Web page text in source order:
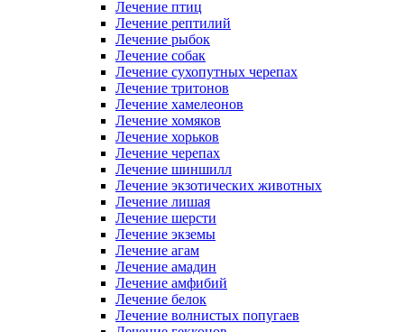
Лечение птиц
Лечение рептилий
Лечение рыбок
Лечение собак
Лечение сухопутных черепах
Лечение тритонов
Лечение хамелеонов
Лечение хомяков
Лечение хорьков
Лечение черепах
Лечение шиншилл
Лечение экзотических животных
Лечение лишая
Лечение шерсти
Лечение экземы
Лечение агам
Лечение амадин
Лечение амфибий
Лечение белок
Лечение волнистых попугаев